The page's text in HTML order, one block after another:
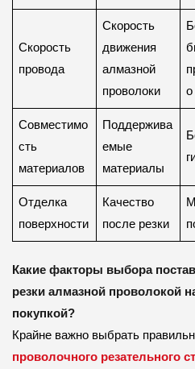
Скорость
провода
Скорость
движения
алмазной
проволоки
о
Совместимо
сть
материалов
Поддержива
емые
материалы
Отделка
поверхности
Качество
после резки
Какие факторы выбора
резки алмазной проволокой
покупкой?
Крайне важно выбрать
проволочного резательного